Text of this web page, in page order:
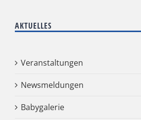
AKTUELLES
Veranstaltungen
Newsmeldungen
Babygalerie